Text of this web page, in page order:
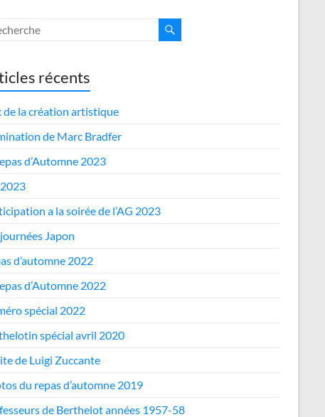
récents
de la création artistique
de Marc Bradfer
d’Automne 2023
a la soirée de l’AG 2023
Japon
d’automne 2022
d’Automne 2022
spécial 2022
spécial avril 2020
de Luigi Zuccante
du repas d’automne 2019
de Berthelot années 1957-58